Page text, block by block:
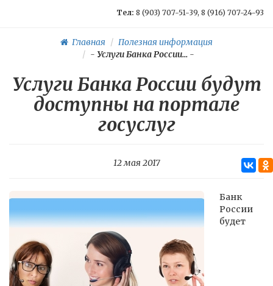
Тел: 8 (903) 707-51-39, 8 (916) 707-24-93
Главная
Полезная информация
- Услуги Банка России...-
Услуги Банка России будут
доступны на портале
госуслуг
12 мая 2017
Банк
России
будет